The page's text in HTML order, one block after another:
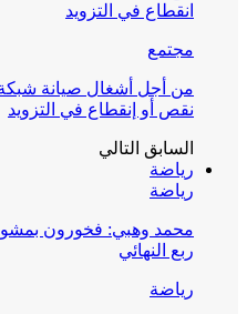
انقطاع في التزويد
مجتمع
من أجل أشغال صيانة
نقص أو إنقطاع في التزويد
السابق التالي
رياضة
رياضة
محمد وهبي: فخورون
ربع النهائي
رياضة